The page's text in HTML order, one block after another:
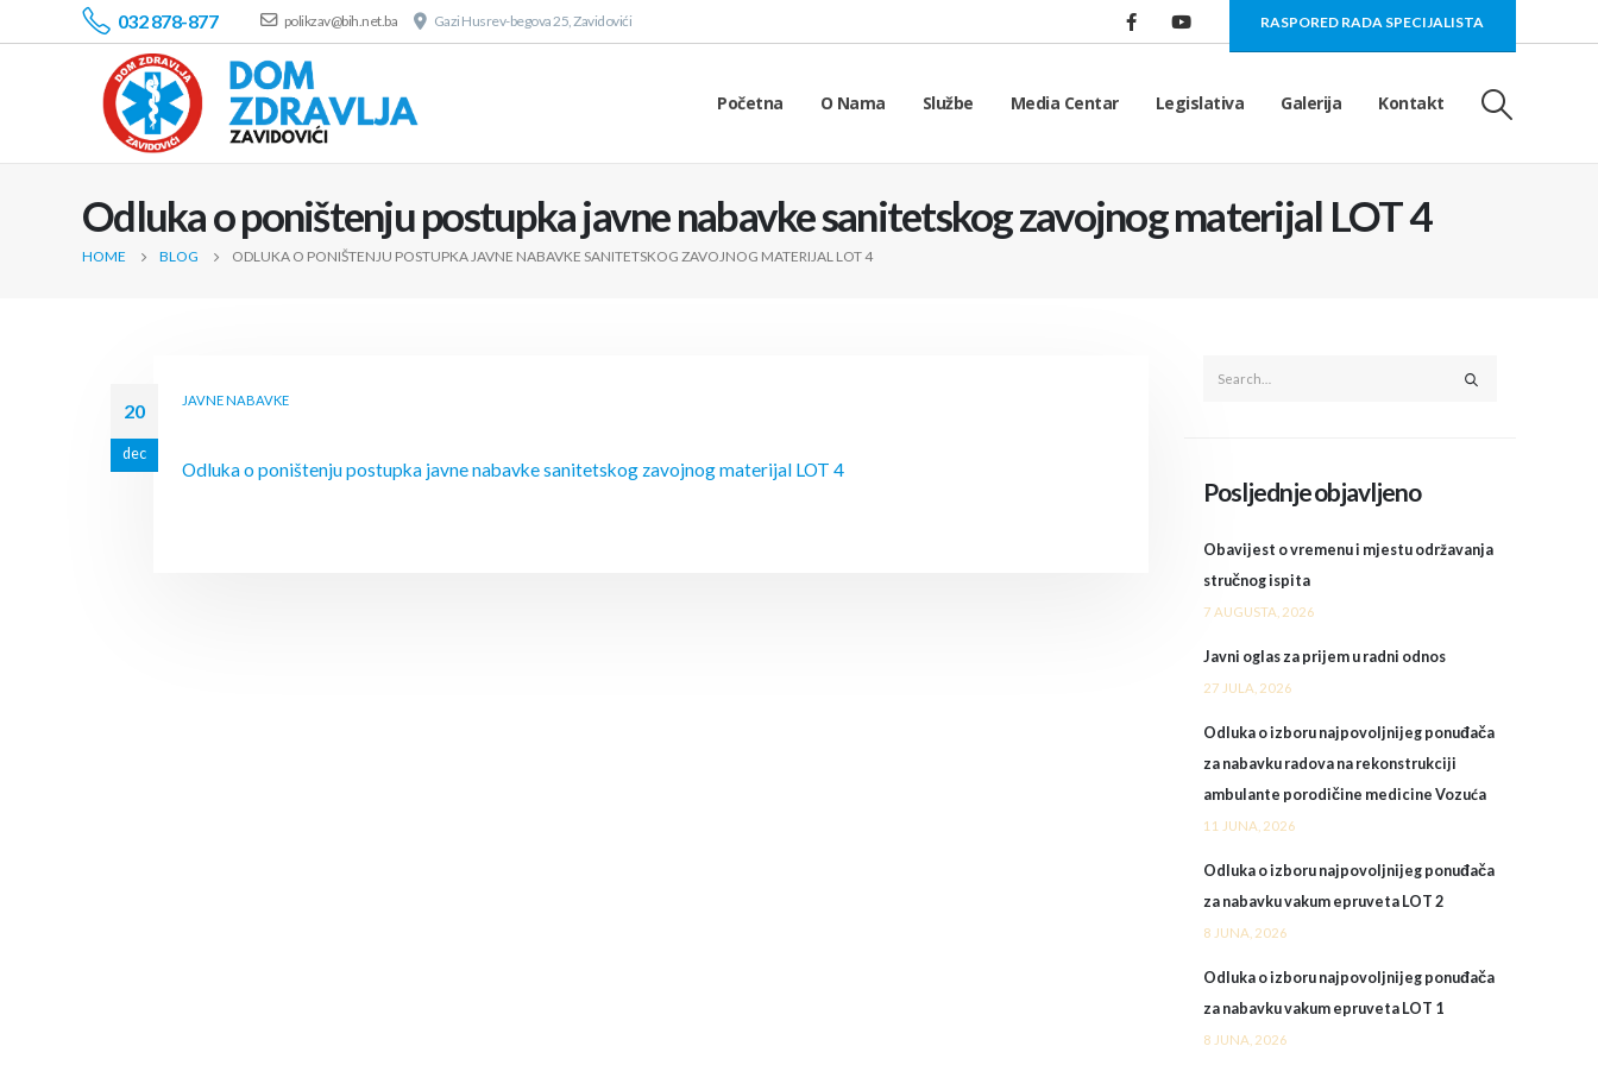
032 878-877 polikzav@bih.net.ba Gazi Husrev-begova 25, Zavidovići RASPORED RADA SPECIJALISTA
Početna O Nama Službe Media Centar Legislativa Galerija Kontakt
Odluka o poništenju postupka javne nabavke sanitetskog zavojnog materijal LOT 4
HOME BLOG ODLUKA O PONIŠTENJU POSTUPKA JAVNE NABAVKE SANITETSKOG ZAVOJNOG MATERIJAL LOT 4
20
dec
JAVNE NABAVKE
Odluka o poništenju postupka javne nabavke sanitetskog zavojnog materijal LOT 4
Posljednje objavljeno
Obavijest o vremenu i mjestu održavanja
stručnog ispita
7 AUGUSTA, 2026
Javni oglas za prijem u radni odnos
27 JULA, 2026
Odluka o izboru najpovoljnijeg ponuđača
za nabavku radova na rekonstrukciji
ambulante porodičine medicine Vozuća
11 JUNA, 2026
Odluka o izboru najpovoljnijeg ponuđača
za nabavku vakum epruveta LOT 2
8 JUNA, 2026
Odluka o izboru najpovoljnijeg ponuđača
za nabavku vakum epruveta LOT 1
8 JUNA, 2026